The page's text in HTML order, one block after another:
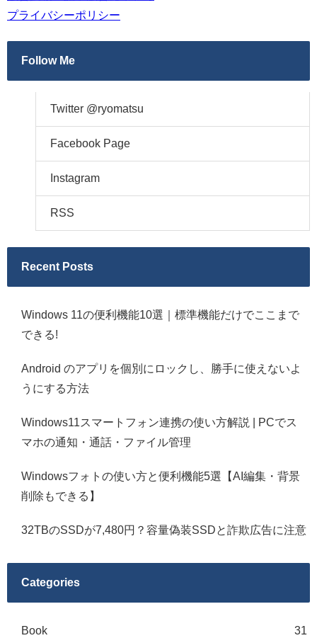
プライバシーポリシー
Follow Me
Twitter @ryomatsu
Facebook Page
Instagram
RSS
Recent Posts
Windows 11の便利機能10選｜標準機能だけでここまで
できる!
Android のアプリを個別にロックし、勝手に使えないよ
うにする方法
Windows11スマートフォン連携の使い方解説 | PCでス
マホの通知・通話・ファイル管理
Windowsフォトの使い方と便利機能5選【AI編集・背景
削除もできる】
32TBのSSDが7,480円？容量偽装SSDと詐欺広告に注意
Categories
Book 31